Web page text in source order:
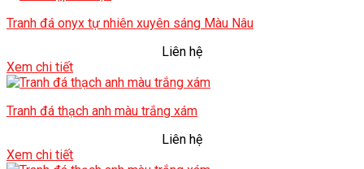
Tranh đá onyx tự nhiên xuyên sáng Màu Nâu
Liên hệ
Xem chi tiết
Tranh đá thạch anh màu trắng xám
Liên hệ
Xem chi tiết